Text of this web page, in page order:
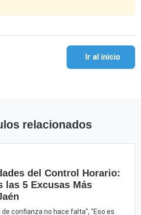
Ir al inicio
relacionados
del Control Horario:
las 5 Excusas Más
confianza no hace falta", "Eso es